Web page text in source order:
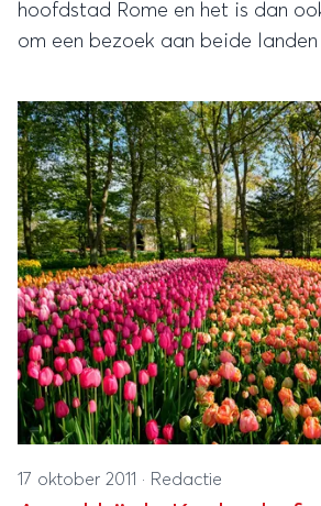
hoofdstad Rome en het is dan
om een bezoek aan beide
17 oktober 2011 · Redactie